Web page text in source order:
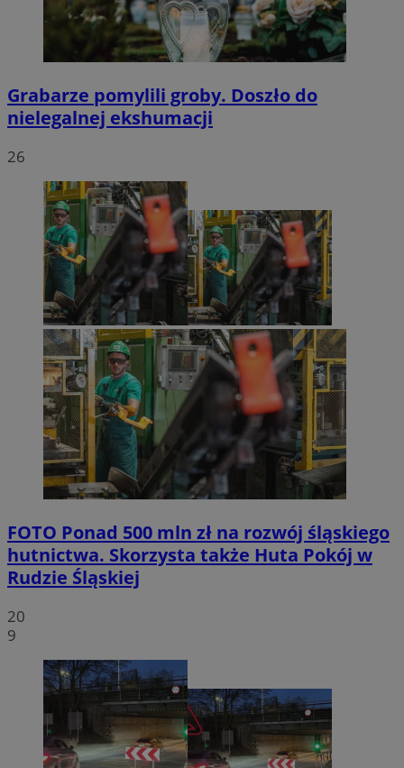
Grabarze pomylili groby. Doszło do
nielegalnej ekshumacji
26
FOTO Ponad 500 mln zł na rozwój śląskiego
hutnictwa. Skorzysta także Huta Pokój w
Rudzie Śląskiej
20
9